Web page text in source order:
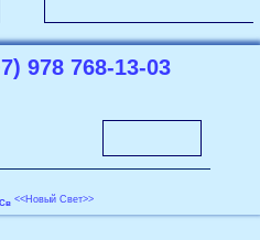
978 768-13-03
Св <<Новый Свет>>